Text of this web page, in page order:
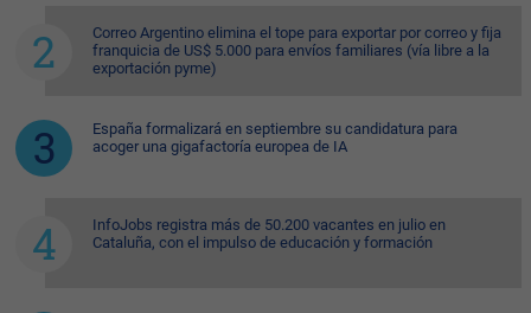
Correo Argentino elimina el tope para exportar por correo y fija
franquicia de US$ 5.000 para envíos familiares (vía libre a la
exportación pyme)
España formalizará en septiembre su candidatura para
acoger una gigafactoría europea de IA
InfoJobs registra más de 50.200 vacantes en julio en
Cataluña, con el impulso de educación y formación